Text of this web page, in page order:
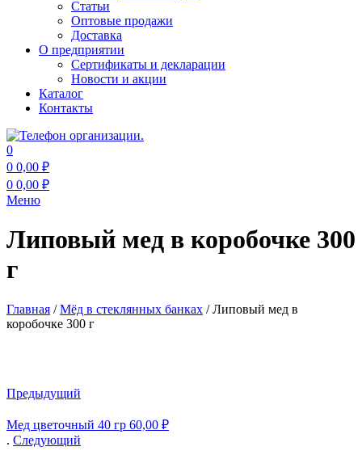
Статьи
Оптовые продажи
Доставка
О предприятии
Сертификаты и декларации
Новости и акции
Каталог
Контакты
0
0 0,00 ₽
0 0,00 ₽
Меню
Липовый мед в коробочке 300
г
Главная /Мёд в стеклянных банках /Липовый мед в
коробочке 300 г
Предыдущий
Мед цветочный 40 гр 60,00 ₽
. Следующий